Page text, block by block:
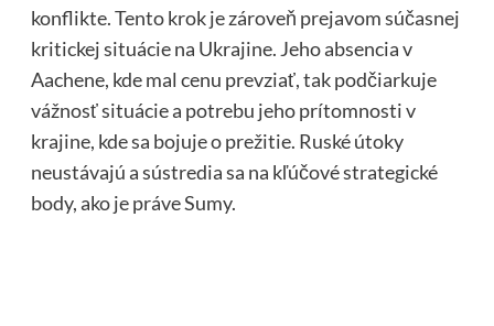
konflikte. Tento krok je zároveň prejavom súčasnej
kritickej situácie na Ukrajine. Jeho absencia v
Aachene, kde mal cenu prevziať, tak podčiarkuje
vážnosť situácie a potrebu jeho prítomnosti v
krajine, kde sa bojuje o prežitie. Ruské útoky
neustávajú a sústredia sa na kľúčové strategické
body, ako je práve Sumy.